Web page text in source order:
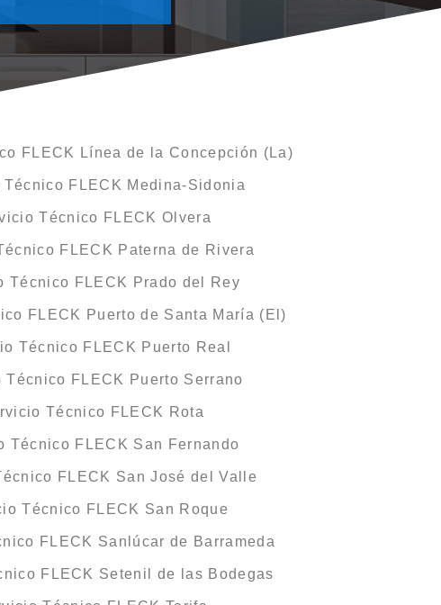
FLECK Línea de la Concepción (La)
FLECK Medina-Sidonia
Técnico FLECK Olvera
FLECK Paterna de Rivera
Técnico FLECK Prado del Rey
FLECK Puerto de Santa María (El)
Técnico FLECK Puerto Real
Técnico FLECK Puerto Serrano
Técnico FLECK Rota
Técnico FLECK San Fernando
FLECK San José del Valle
Técnico FLECK San Roque
FLECK Sanlúcar de Barrameda
FLECK Setenil de las Bodegas